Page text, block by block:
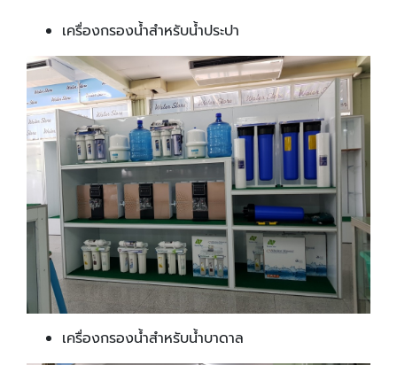
เครื่องกรองน้ำสำหรับน้ำประปา
เครื่องกรองน้ำสำหรับน้ำบาดาล